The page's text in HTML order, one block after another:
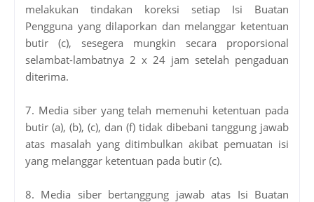
melakukan tindakan koreksi setiap Isi Buatan
Pengguna yang dilaporkan dan melanggar ketentuan
butir (c), sesegera mungkin secara proporsional
selambat-lambatnya 2 x 24 jam setelah pengaduan
diterima.
7. Media siber yang telah memenuhi ketentuan pada
butir (a), (b), (c), dan (f) tidak dibebani tanggung jawab
atas masalah yang ditimbulkan akibat pemuatan isi
yang melanggar ketentuan pada butir (c).
8. Media siber bertanggung jawab atas Isi Buatan